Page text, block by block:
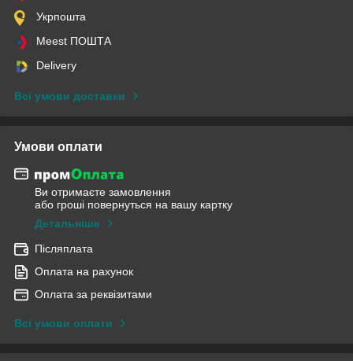
Укрпошта
Meest ПОШТА
Delivery
Всі умови доставки
Умови оплати
Ви отримаєте замовлення
або гроші повернуться на вашу картку
Детальніше
Післяплата
Оплата на рахунок
Оплата за реквізитами
Всі умови оплати